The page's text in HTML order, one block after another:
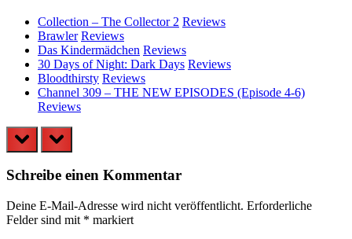
Collection – The Collector 2 Reviews
Brawler Reviews
Das Kindermädchen Reviews
30 Days of Night: Dark Days Reviews
Bloodthirsty Reviews
Channel 309 – THE NEW EPISODES (Episode 4-6)
Reviews
prev next
Schreibe einen Kommentar
Deine E-Mail-Adresse wird nicht veröffentlicht. Erforderliche
Felder sind mit * markiert